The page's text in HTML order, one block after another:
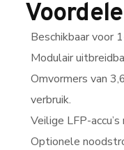
Beschikbaar voor
Modulair
Omvormers van
verbruik.
Veilige LFP-
Optionele